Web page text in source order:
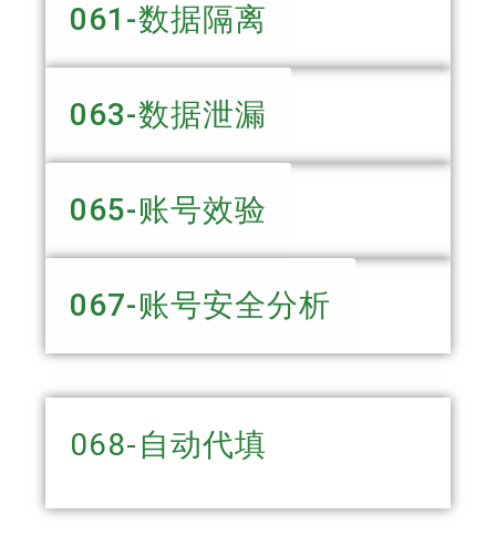
061-数据隔离
063-数据泄漏
065-账号效验
067-账号安全分析
068-自动代填